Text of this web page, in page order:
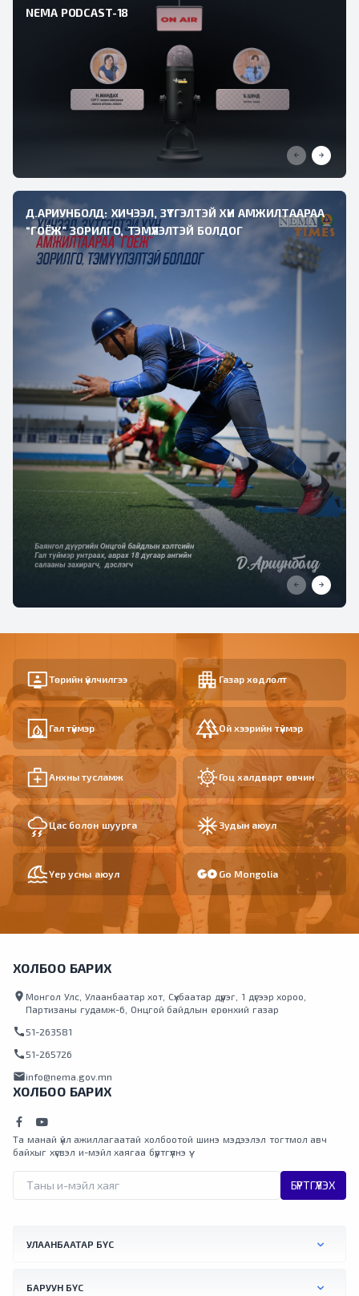
NEMA PODCAST-18
Д.АРИУНБОЛД: ХИЧЭЭЛ, ЗҮТГЭЛТЭЙ ХҮН АМЖИЛТААРАА
“ГОЁЖ” ЗОРИЛГО, ТЭМҮҮЛЭЛТЭЙ БОЛДОГ
Төрийн үйлчилгээ Газар хөдлөлт
Гал түймэр Ой хээрийн түймэр
Анхны тусламж Гоц халдварт өвчин
Цас болон шуурга Зудын аюул
Үер усны аюул Go Mongolia
ХОЛБОО БАРИХ
location_on Монгол Улс, Улаанбаатар хот, Сүхбаатар дүүрэг, 1 дүгээр хороо,
Партизаны гудамж-6, Онцгой байдлын ерөнхий газар
call 51-263581
call 51-265726
mailinfo@nema.gov.mn
ХОЛБОО БАРИХ
Та манай үйл ажиллагаатай холбоотой шинэ мэдээлэл тогтмол авч
байхыг хүсвэл и-мэйл хаягаа бүртгүүлнэ үү.
БҮРТГҮҮЛЭХ
УЛААНБААТАР БҮС
БАРУУН БҮС